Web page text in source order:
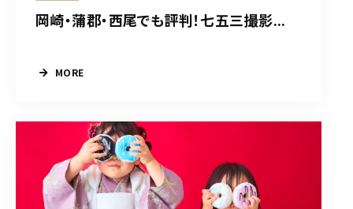
岡崎・蒲郡・西尾でも評判！七五三撮影...
MORE